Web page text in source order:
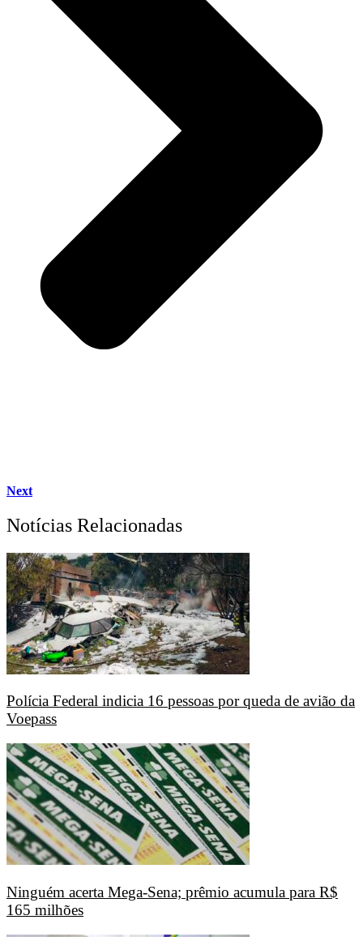
Next
Notícias Relacionadas
Polícia Federal indicia 16 pessoas por queda de avião da
Voepass
Ninguém acerta Mega-Sena; prêmio acumula para R$
165 milhões